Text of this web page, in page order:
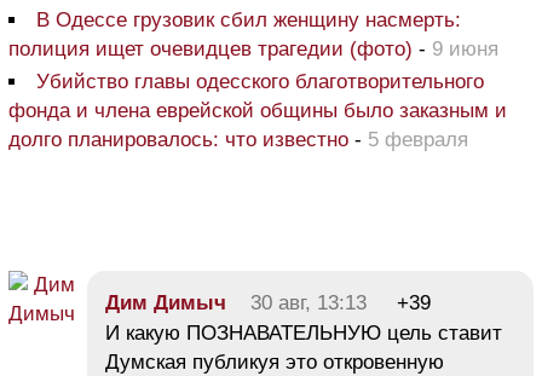
В Одессе грузовик сбил женщину насмерть:
полиция ищет очевидцев трагедии (фото) - 9 июня
Убийство главы одесского благотворительного
фонда и члена еврейской общины было заказным и
долго планировалось: что известно - 5 февраля
Дим Димыч 30 авг, 13:13
+39
И какую ПОЗНАВАТЕЛЬНУЮ цель ставит
Думская публикуя это откровенную